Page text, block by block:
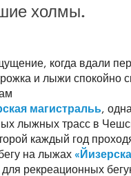
холмы.
когда вдали
и лыжи спокойно
магистральь,
лыжных трасс в
каждый год
на лыжах
рекреационных